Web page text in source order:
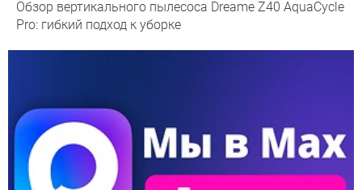
Обзор вертикального пылесоса Dreame Z40 AquaCycle
Pro: гибкий подход к уборке